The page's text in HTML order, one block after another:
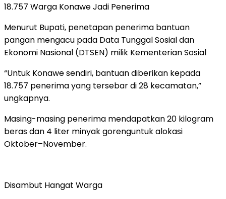
18.757 Warga Konawe Jadi Penerima
Menurut Bupati, penetapan penerima bantuan
pangan mengacu pada Data Tunggal Sosial dan
Ekonomi Nasional (DTSEN) milik Kementerian Sosial
“Untuk Konawe sendiri, bantuan diberikan kepada
18.757 penerima yang tersebar di 28 kecamatan,”
ungkapnya.
Masing-masing penerima mendapatkan20 kilogram
beras dan 4 liter minyak gorenguntuk alokasi
Oktober–November.
Disambut Hangat Warga